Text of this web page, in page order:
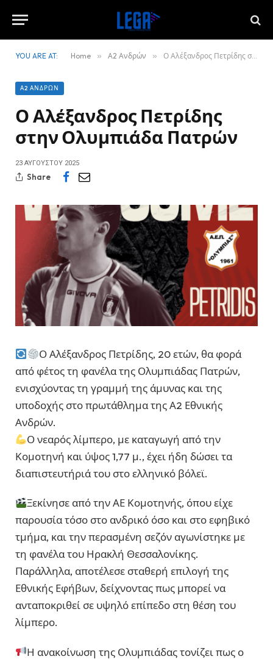
YOU ARE AT: Home » Α2 Ανδρών » Ο Αλέξανδρος Πετρίδης στην Ολυμπιάδα Πατρών
Α2 ΑΝΔΡΏΝ
Ο Αλέξανδρος Πετρίδης
στην Ολυμπιάδα Πατρών
23 ΑΥΓΟΎΣΤΟΥ 2025
Share
Ο Αλέξανδρος Πετρίδης, 20 ετών, θα φορά
από φέτος τη φανέλα της Ολυμπιάδας Πατρών,
ενισχύοντας τη γραμμή της άμυνας και της
υποδοχής στο πρωτάθλημα της Α2 Εθνικής
Ανδρών.
Ο νεαρός λίμπερο, με καταγωγή από την
Κομοτηνή και ύψος 1,77 μ., έχει ήδη δώσει τα
διαπιστευτήριά του στο ελληνικό βόλεϊ.
Ξεκίνησε από την ΑΕ Κομοτηνής, όπου είχε
παρουσία τόσο στο ανδρικό όσο και στο εφηβικό
τμήμα, και την περασμένη σεζόν αγωνίστηκε με
τη φανέλα του Ηρακλή Θεσσαλονίκης.
Παράλληλα, αποτέλεσε σταθερή επιλογή της
Εθνικής Εφήβων, δείχνοντας πως μπορεί να
ανταποκριθεί σε υψηλό επίπεδο στη θέση του
λίμπερο.
Η ανακοίνωση της Ολυμπιάδας τονίζει πως ο